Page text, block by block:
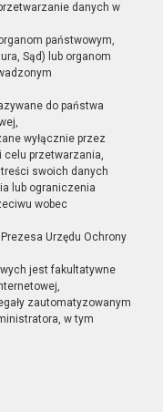
danych w
państwowym,
Sąd) lub organom
do państwa
wyłącznie przez
celu przetwarzania,
treści swoich danych
lub ograniczenia
wobec
Urzędu Ochrony
jest fakultatywne
zautomatyzowanym
w tym